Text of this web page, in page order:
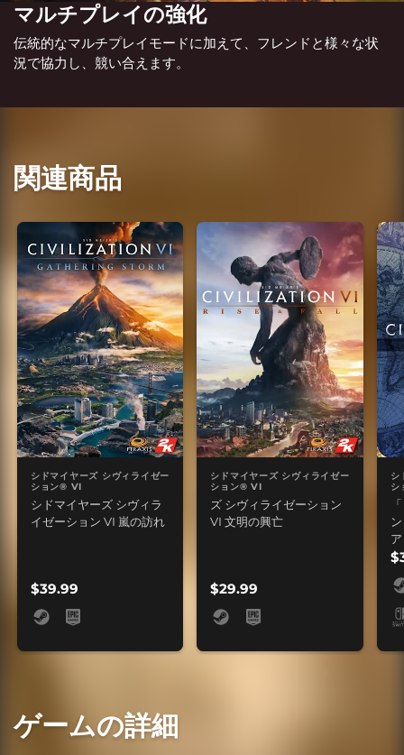
マルチプレイの強化
伝統的なマルチプレイモードに加えて、フレンドと様々な状
況で協力し、競い合えます。
関連商品
シドマイヤーズ シヴィライゼー
ション® VI
シドマイヤーズ シヴィラ
イゼーション VI 嵐の訪れ
$39.99
シドマイヤーズ シヴィライゼー
ション® VI
ズ シヴィライゼーション
VI 文明の興亡
$29.99
シ
シ
ゲームの詳細